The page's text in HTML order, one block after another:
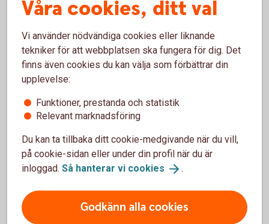
USA-tullar även på varor för små värden
Den 29 augusti 2025 tog USA bort möjligheten till tullfri
import från EU-länder för varor värda mindre än 800 dollar,
det så kallade De Minimis-undantaget. Det betyder att alla
sändningar ska tulldeklareras oavsett värde, ursprung eller
transportsätt.
Prata hållbarhet med experter på Almi
Behöver ni hjälp att komma vidare med ert
hållbarhetsarbete, men inte har möjlighet att anlita
Våra cookies, ditt val
Vi använder nödvändiga cookies eller liknande
tekniker för att webbplatsen ska fungera för dig. Det
finns även cookies du kan välja som förbättrar din
upplevelse:
Funktioner, prestanda och statistik
Relevant marknadsföring
Du kan ta tillbaka ditt cookie-medgivande när du vill,
på cookie-sidan eller under din profil när du är
inloggad. Så hanterar vi cookies .
Godkänn alla cookies